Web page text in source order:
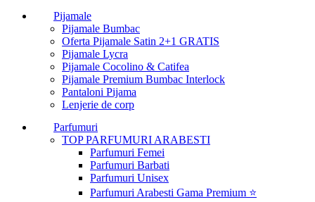
Pijamale
Pijamale Bumbac
Oferta Pijamale Satin 2+1 GRATIS
Pijamale Lycra
Pijamale Cocolino & Catifea
Pijamale Premium Bumbac Interlock
Pantaloni Pijama
Lenjerie de corp
Parfumuri
TOP PARFUMURI ARABESTI
Parfumuri Femei
Parfumuri Barbati
Parfumuri Unisex
Parfumuri Arabesti Gama Premium ⭐